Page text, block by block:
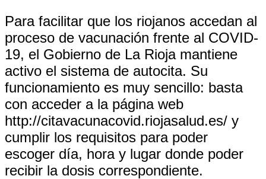
Para facilitar que los riojanos accedan al
proceso de vacunación frente al COVID-
19, el Gobierno de La Rioja mantiene
activo el sistema de autocita. Su
funcionamiento es muy sencillo: basta
con acceder a la página web
http://citavacunacovid.riojasalud.es/ y
cumplir los requisitos para poder
escoger día, hora y lugar donde poder
recibir la dosis correspondiente.